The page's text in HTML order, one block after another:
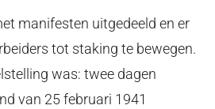
manifesten uitgedeeld en er
tot staking te bewegen.
was: twee dagen
van 25 februari 1941